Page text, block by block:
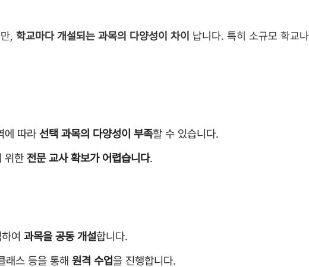
, 학교마다 개설되는 과목의 다양성이 차이 납니다. 특히 소규모 학교
에 따라선택 과목의 다양성이 부족할 수 있습니다.
위한전문 교사 확보가 어렵습니다.
하여과목을 공동 개설합니다.
래스 등을 통해원격 수업을 진행합니다.